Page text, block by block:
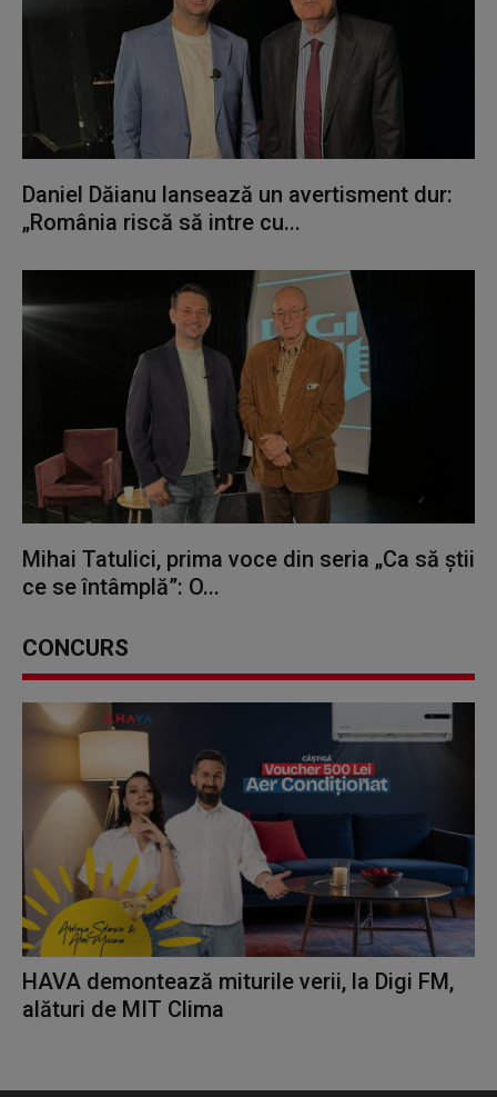
Daniel Dăianu lansează un avertisment dur:
„România riscă să intre cu...
Mihai Tatulici, prima voce din seria „Ca să știi
ce se întâmplă”: O...
CONCURS
HAVA demontează miturile verii, la Digi FM,
alături de MIT Clima